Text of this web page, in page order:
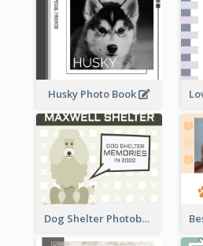
Husky Photo Book
Dog Shelter Photobook Diagram